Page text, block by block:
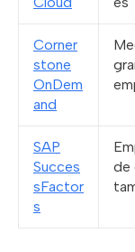
Corner
stone
OnDem
and
SAP
Succes
sFactor
s
de